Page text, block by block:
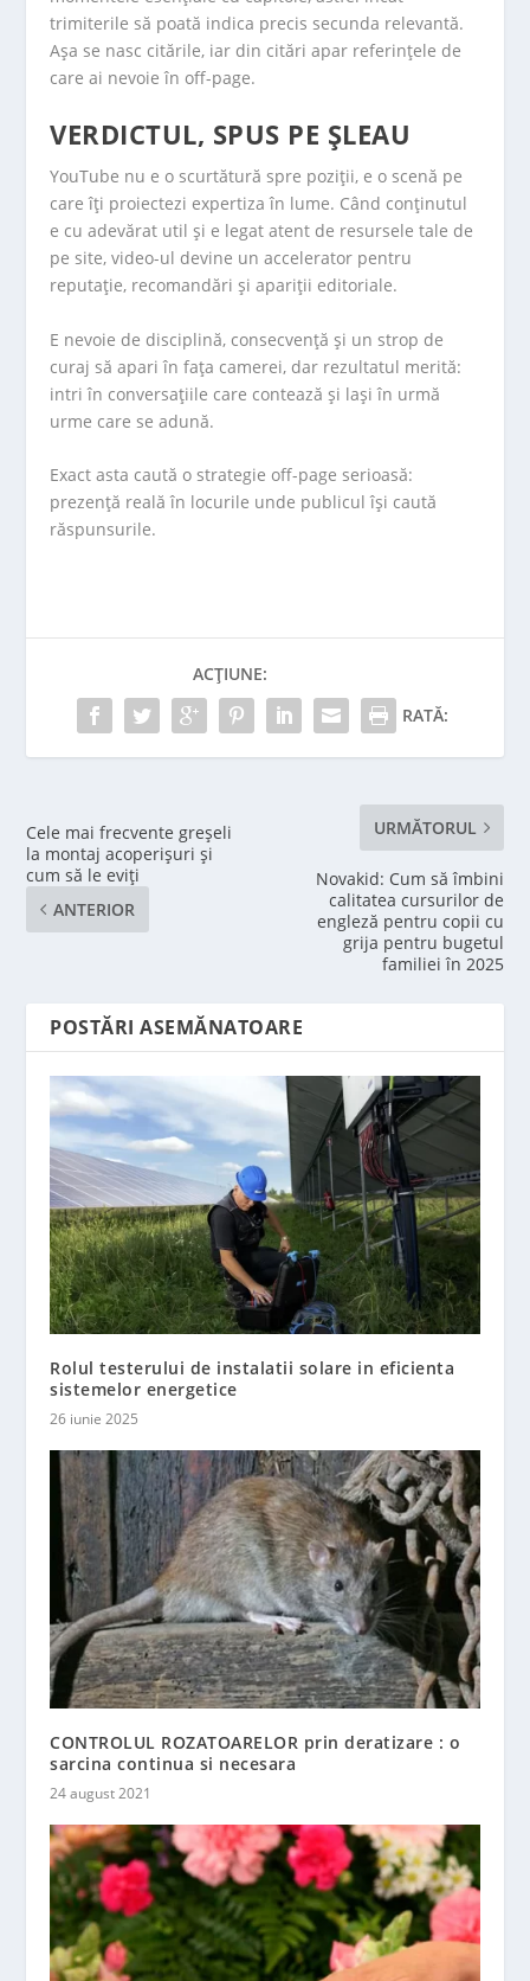
trimiterile să poată indica precis secunda relevantă.
Așa se nasc citările, iar din citări apar referințele de
care ai nevoie în off-page.
VERDICTUL, SPUS PE ȘLEAU
YouTube nu e o scurtătură spre poziții, e o scenă pe
care îți proiectezi expertiza în lume. Când conținutul
e cu adevărat util și e legat atent de resursele tale de
pe site, video-ul devine un accelerator pentru
reputație, recomandări și apariții editoriale.
E nevoie de disciplină, consecvență și un strop de
curaj să apari în fața camerei, dar rezultatul merită:
intri în conversațiile care contează și lași în urmă
urme care se adună.
Exact asta caută o strategie off-page serioasă:
prezență reală în locurile unde publicul își caută
răspunsurile.
ACȚIUNE:
RATĂ:
Cele mai frecvente greșeli
la montaj acoperișuri și
cum să le eviți
ANTERIOR
URMĂTORUL
Novakid: Cum să îmbini
calitatea cursurilor de
engleză pentru copii cu
grija pentru bugetul
familiei în 2025
POSTĂRI ASEMĂNATOARE
Rolul testerului de instalatii solare in eficienta
sistemelor energetice
26 iunie 2025
CONTROLUL ROZATOARELOR prin deratizare : o
sarcina continua si necesara
24 august 2021